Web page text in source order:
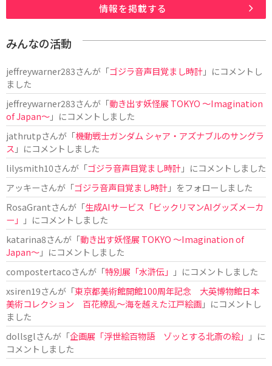
情報を掲載する
みんなの活動
jeffreywarner283さんが「ゴジラ音声目覚まし時計」にコメントし
ました
jeffreywarner283さんが「動き出す妖怪展 TOKYO 〜Imagination
of Japan〜」にコメントしました
jathrutpさんが「機動戦士ガンダム シャア・アズナブルのサングラ
ス 」にコメントしました
lilysmith10さんが「ゴジラ音声目覚まし時計」にコメントしました
アッキーさんが「ゴジラ音声目覚まし時計」をフォローしました
RosaGrantさんが「生成AIサービス「ビックリマンAIグッズメーカ
ー」
」にコメントしました
katarina8さんが「動き出す妖怪展 TOKYO 〜Imagination of
Japan〜」にコメントしました
compostertacoさんが「特別展「水滸伝」
」にコメントしました
xsiren19さんが「東京都美術館開館100周年記念 大英博物館日本
美術コレクション 百花繚乱～海を越えた江戸絵画」にコメントし
ました
dollsglさんが「企画展「浮世絵百物語 ゾッとする北斎の絵」
」に
コメントしました